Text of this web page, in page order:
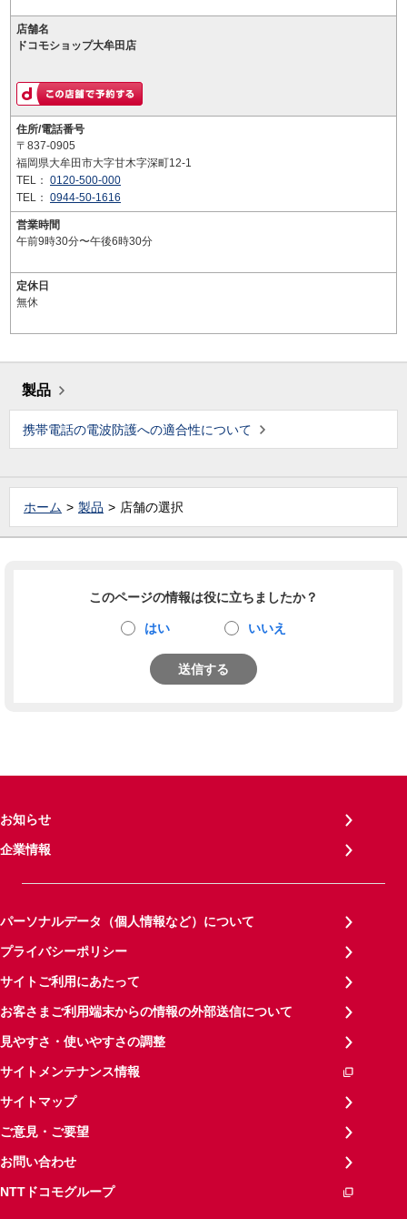
店舗名
ドコモショップ大牟田店
住所/電話番号
〒837-0905
福岡県大牟田市大字甘木字深町12-1
TEL： 0120-500-000
TEL： 0944-50-1616
営業時間
午前9時30分〜午後6時30分
定休日
無休
製品
携帯電話の電波防護への適合性について
ホーム 製品 店舗の選択
このページの情報は役に立ちましたか？
はい いいえ
送信する
お知らせ
企業情報
パーソナルデータ（個人情報など）について
プライバシーポリシー
サイトご利用にあたって
お客さまご利用端末からの情報の外部送信について
見やすさ・使いやすさの調整
サイトメンテナンス情報
サイトマップ
ご意見・ご要望
お問い合わせ
NTTドコモグループ